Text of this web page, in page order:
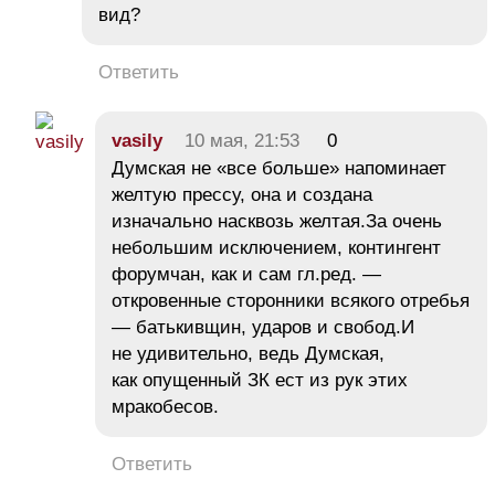
вид?
Ответить
vasily 10 мая, 21:53
0
Думская не «все больше» напоминает
желтую прессу, она и создана
изначально насквозь желтая.За очень
небольшим исключением, контингент
форумчан, как и сам гл.ред. —
откровенные сторонники всякого отребья
— батькивщин, ударов и свобод.И
не удивительно, ведь Думская,
как опущенный ЗК ест из рук этих
мракобесов.
Ответить